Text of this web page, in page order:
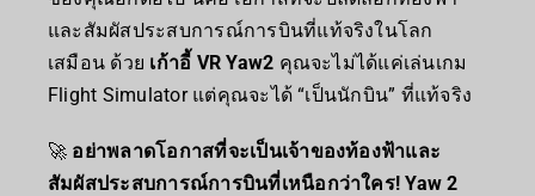
และสัมผัสประสบการณ์การบินที่แท้จริงในโลก
เสมือน ด้วย เก้าอี้ VR Yaw2 คุณจะไม่ได้แค่เล่นเกม
Flight Simulator แต่คุณจะได้ “เป็นนักบิน” ที่แท้จริง
🚀 อย่าพลาดโอกาสที่จะเป็นเจ้าของท้องฟ้าและ
สัมผัสประสบการณ์การบินที่เหนือกว่าใคร! Yaw 2